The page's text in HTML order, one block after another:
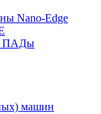
Nano-Edge
ПАДы
машин